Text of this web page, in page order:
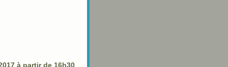
à partir de 16h30